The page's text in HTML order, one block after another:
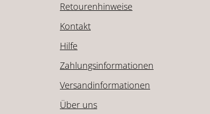
Retourenhinweise
Kontakt
Hilfe
Zahlungsinformationen
Versandinformationen
Über uns